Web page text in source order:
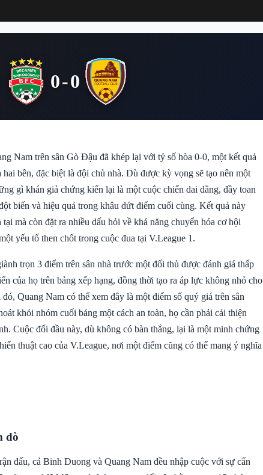
0-0
Nam trên sân Gò Đậu đã khép lại với tỷ số hòa 0-0, một kết quả
bên, đặc biệt là đội chủ nhà. Dù được kỳ vọng sẽ tạo nên một
gì khán giả chứng kiến lại là một cuộc chiến dai dẳng, đầy toan
biến và hiệu quả trong khâu dứt điểm cuối cùng. Kết quả này
mà còn đặt ra nhiều dấu hỏi về khả năng chuyển hóa cơ hội
yếu tố then chốt trong cuộc đua tại V.League 1.
trọn 3 điểm trên sân nhà trước một đối thủ được đánh giá thấp
của họ trên bảng xếp hạng, đồng thời tạo ra áp lực không nhỏ cho
Quang Nam có thể xem đây là một điểm số quý giá trên sân
khỏi nhóm cuối bảng một cách an toàn, họ cần phải cải thiện
Cuộc đối đầu này, dù không có bàn thắng, lại là một minh chứng
thuật cao của V.League, nơi một điểm cũng có thể mang ý nghĩa
dò
đấu, cả Binh Duong và Quang Nam đều nhập cuộc với sự cẩn